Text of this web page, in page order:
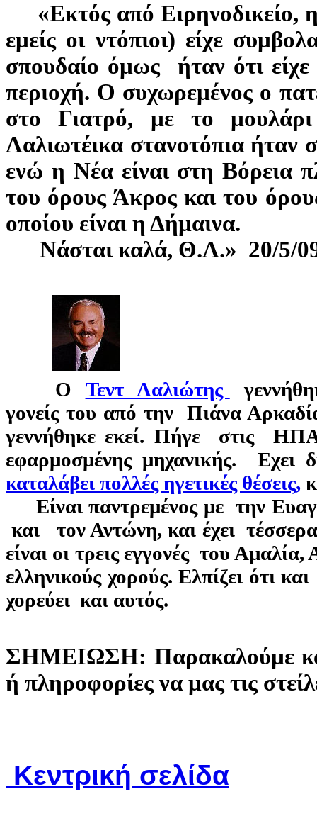
«Εκτός από Ειρηνοδικείο,
εμείς οι ντόπιοι) είχε
σπουδαίο όμως ήταν ότι
περιοχή. Ο συχωρεμένος ο
στο Γιατρό, με το
Λαλιωτέικα στανοτόπια
ενώ η Νέα είναι στη Βόρεια
του όρους Άκρος και του
οποίου είναι η Δήμαινα.
Νάσται καλά, Θ.Λ.» 20/5/
Ο Τεντ Λαλιώτης
γονείς του από την Πιάνα
γεννήθηκε εκεί. Πήγε στις
εφαρμοσμένης μηχανικής. Εχει
καταλάβει πολλές ηγετικές θέσεις,
Είναι παντρεμένος με την
και τον Αντώνη, και έχει
είναι οι τρεις εγγονές του
ελληνικούς χορούς. Ελπίζει ότι
χορεύει και αυτός.
ΣΗΜΕΙΩΣΗ: Παρακαλούμε
ή πληροφορίες να μας τις
Κεντρική σελίδα